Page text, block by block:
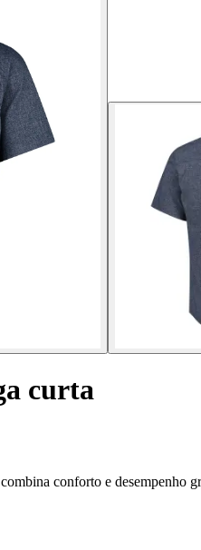
curta
conforto e desempenho